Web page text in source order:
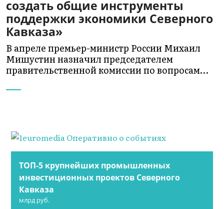
создать общие инструменты
поддержки экономики Северного
Кавказа»
В апреле премьер-министр России Михаил
Мишустин назначил председателем
правительственной комиссии по вопросам…
ТОП-5 крупнейших промышленных
инвестиционных проектов Северного
Кавказа
млрд руб.